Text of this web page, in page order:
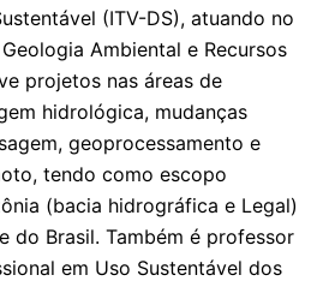
(ITV-DS), atuando no
Ambiental e Recursos
projetos nas áreas de
hidrológica, mudanças
geoprocessamento e
tendo como escopo
(bacia hidrográfica e Legal)
do Brasil. Também é professor
em Uso Sustentável dos